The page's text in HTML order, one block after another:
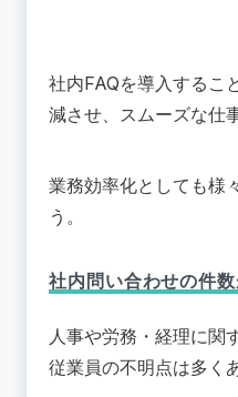
社内FAQを導入するこ
減させ、スムーズな仕
業務効率化としても様
う。
社内問い合わせの件
人事や労務・経理に関
従業員の不明点は多く